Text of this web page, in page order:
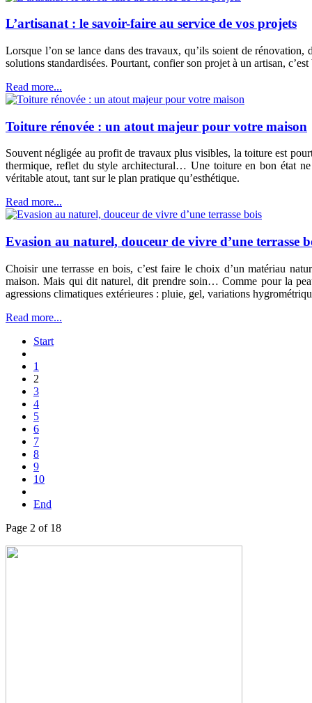
L’artisanat : le savoir-faire au service de vos projets
Lorsque l’on se lance dans des travaux, qu’ils soient de
solutions standardisées. Pourtant, confier son projet à un artisan,
Read more...
Toiture rénovée : un atout majeur pour votre maison
Souvent négligée au profit de travaux plus visibles, la toiture est
thermique, reflet du style architectural… Une toiture en bon état
véritable atout, tant sur le plan pratique qu’esthétique.
Read more...
Evasion au naturel, douceur de vivre d’une terrasse
Choisir une terrasse en bois, c’est faire le choix d’un matériau
maison. Mais qui dit naturel, dit prendre soin… Comme pour la
agressions climatiques extérieures : pluie, gel, variations
Read more...
Start
1
2
3
4
5
6
7
8
9
10
End
Page 2 of 18